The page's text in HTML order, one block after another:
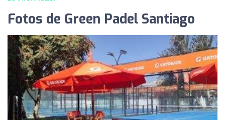
Fotos de Green Padel Santiago